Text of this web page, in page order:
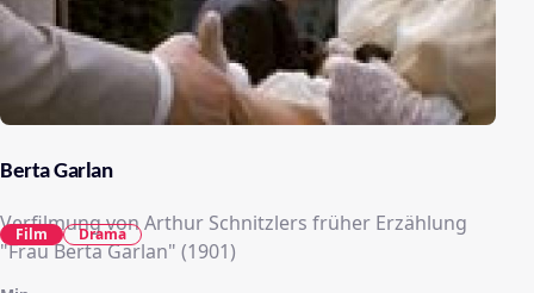
Berta Garlan
Verfilmung von Arthur Schnitzlers früher Erzählung
"Frau Berta Garlan" (1901)
Film Drama